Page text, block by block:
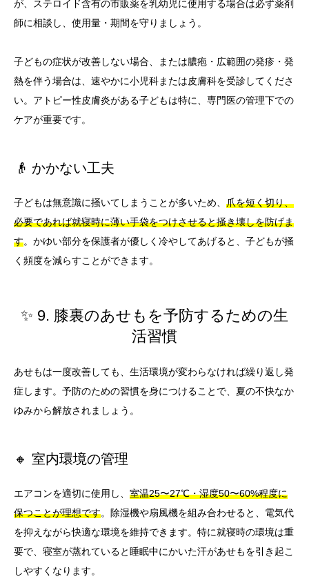
が、ステロイド含有の市販薬を乳幼児に使用する場合は必ず薬剤
師に相談し、使用量・期間を守りましょう。
子どもの症状が改善しない場合、または膿疱・広範囲の発疹・発
熱を伴う場合は、速やかに小児科または皮膚科を受診してくださ
い。アトピー性皮膚炎がある子どもは特に、専門医の管理下での
ケアが重要です。
👴 かかない工夫
子どもは無意識に掻いてしまうことが多いため、 爪を短く切り、
必要であれば就寝時に薄い手袋をつけさせると掻き壊しを防げま
す。かゆい部分を保護者が優しく冷やしてあげると、子どもが掻
く頻度を減らすことができます。
✨ 9. 膝裏のあせもを予防するための生
活習慣
あせもは一度改善しても、生活環境が変わらなければ繰り返し発
症します。予防のための習慣を身につけることで、夏の不快なか
ゆみから解放されましょう。
🔸 室内環境の管理
エアコンを適切に使用し、 室温25〜27℃・湿度50〜60%程度に
保つことが理想です。除湿機や扇風機を組み合わせると、電気代
を抑えながら快適な環境を維持できます。特に就寝時の環境は重
要で、寝室が蒸れていると睡眠中にかいた汗があせもを引き起こ
しやすくなります。